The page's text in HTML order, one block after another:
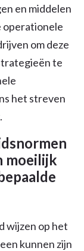
en middelen
operationele
om deze
te
het streven
moeilijk
wijzen op het
kunnen zijn